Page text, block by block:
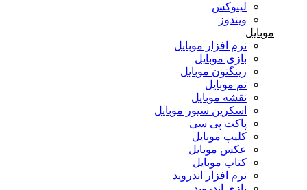
لینوکس
ویندوز
موبایل
نرم افزار موبایل
بازی موبایل
رینگتون موبایل
تم موبایل
نقشه موبایل
اسکرین سیور موبایل
پاکت پی سی
کلیپ موبایل
عکس موبایل
کتاب موبایل
نرم افزار اندروید